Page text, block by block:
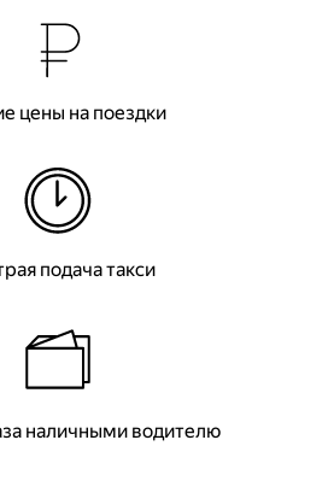
цены на поездки
подача такси
наличными водителю